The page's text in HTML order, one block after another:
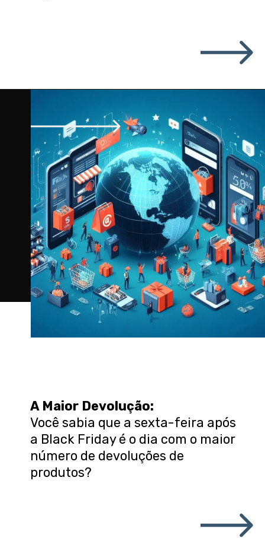
A Maior Devolução:
Você sabia que a sexta-feira após
a Black Friday é o dia com o maior
número de devoluções de
produtos?